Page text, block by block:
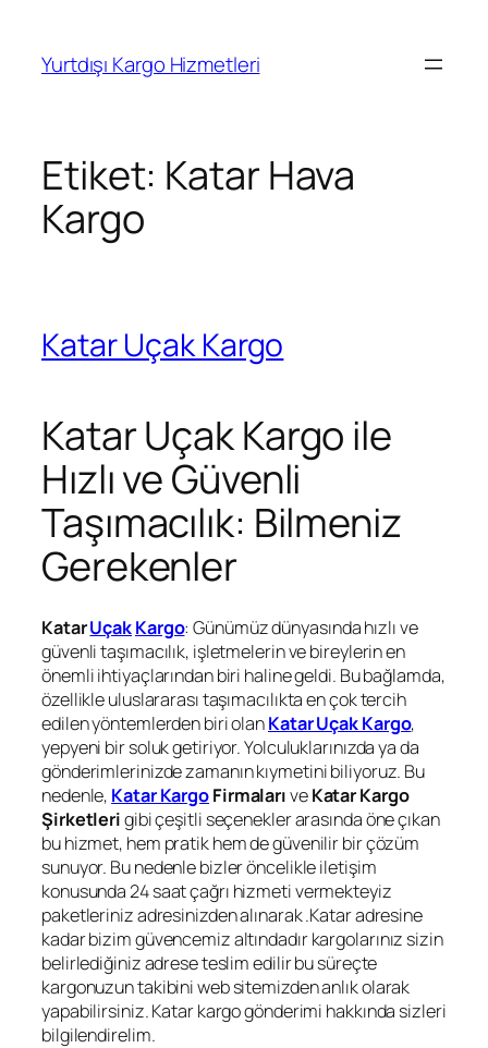
Yurtdışı Kargo Hizmetleri
Etiket: Katar Hava
Kargo
Katar Uçak Kargo
Katar Uçak Kargo ile
Hızlı ve Güvenli
Taşımacılık: Bilmeniz
Gerekenler
KatarUçakKargo: Günümüz dünyasında hızlı ve
güvenli taşımacılık, işletmelerin ve bireylerin en
önemli ihtiyaçlarından biri haline geldi. Bu bağlamda,
özellikle uluslararası taşımacılıkta en çok tercih
edilen yöntemlerden biri olanKatar Uçak Kargo,
yepyeni bir soluk getiriyor. Yolculuklarınızda ya da
gönderimlerinizde zamanın kıymetini biliyoruz. Bu
nedenle, Katar KargoFirmalarıveKatar Kargo
Şirketlerigibi çeşitli seçenekler arasında öne çıkan
bu hizmet, hem pratik hem de güvenilir bir çözüm
sunuyor. Bu nedenle bizler öncelikle iletişim
konusunda 24 saat çağrı hizmeti vermekteyiz
paketleriniz adresinizden alınarak .Katar adresine
kadar bizim güvencemiz altındadır kargolarınız sizin
belirlediğiniz adrese teslim edilir bu süreçte
kargonuzun takibini web sitemizden anlık olarak
yapabilirsiniz. Katar kargo gönderimi hakkında sizleri
bilgilendirelim.